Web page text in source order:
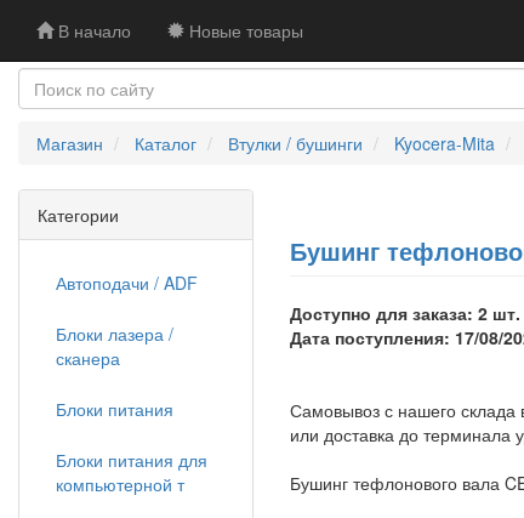
В начало Новые товары
Магазин Каталог Втулки / бушинги Kyocera-Mita
Бушинг
Доступно для заказа: 2 шт.
Дата поступления: 17/08/
Самовывоз с нашего склада
или доставка до терминала
Бушинг тефлонового вала
Категории
Автоподачи / ADF
Блоки лазера /
сканера
Блоки питания
Блоки питания для
компьютерной т